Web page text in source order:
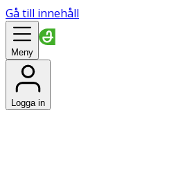
Gå till innehåll
Meny
Logga in